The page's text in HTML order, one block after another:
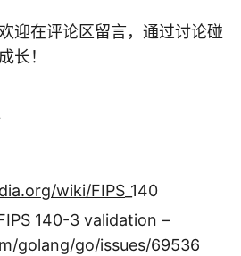
迎在评论区留言，通过讨论碰
长！
wiki/FIPS _140
140-3 validation –
golang/go/issues/69536